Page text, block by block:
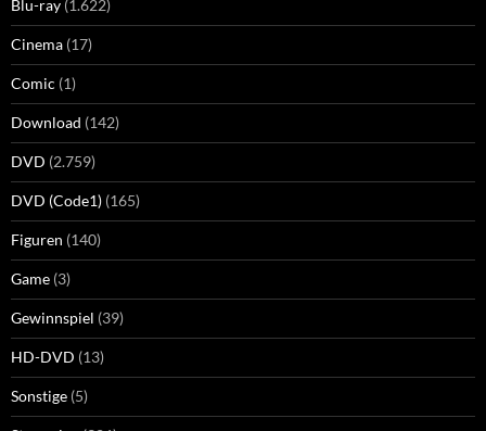
Blu-ray (1.622)
Cinema (17)
Comic (1)
Download (142)
DVD (2.759)
DVD (Code1) (165)
Figuren (140)
Game (3)
Gewinnspiel (39)
HD-DVD (13)
Sonstige (5)